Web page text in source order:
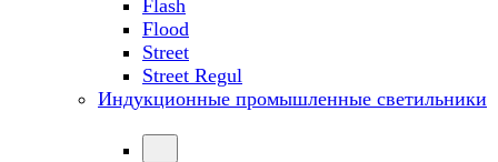
Flash
Flood
Street
Street Regul
Индукционные промышленные светильники